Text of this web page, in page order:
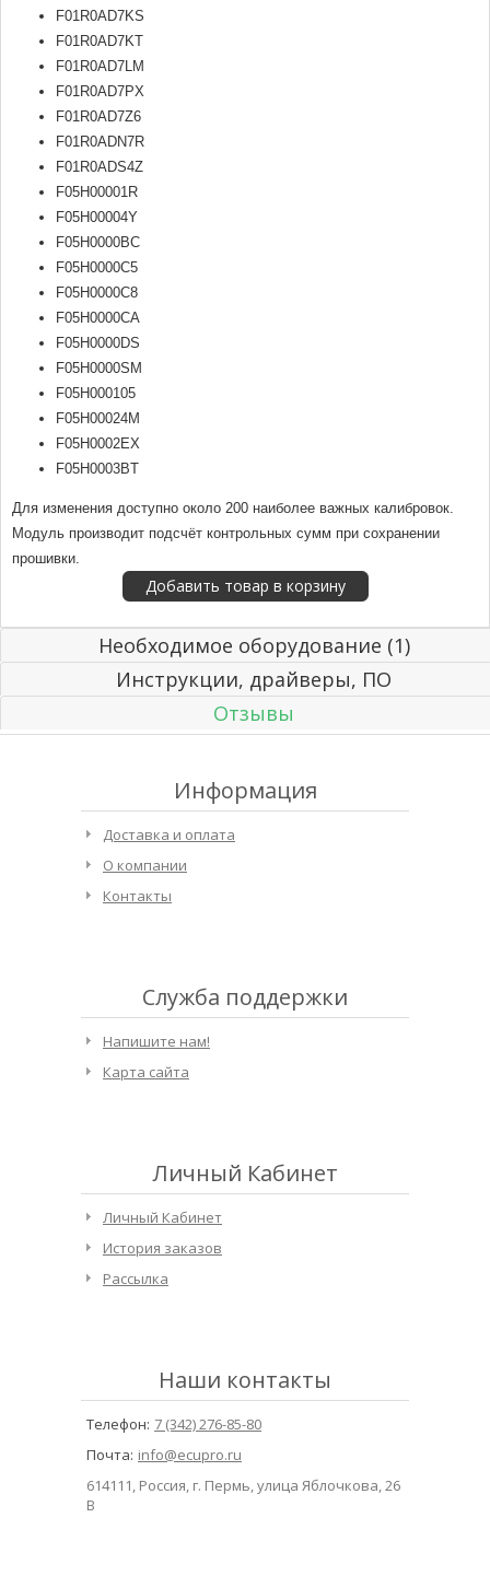
F01R0AD7KS
F01R0AD7KT
F01R0AD7LM
F01R0AD7PX
F01R0AD7Z6
F01R0ADN7R
F01R0ADS4Z
F05H00001R
F05H00004Y
F05H0000BC
F05H0000C5
F05H0000C8
F05H0000CA
F05H0000DS
F05H0000SM
F05H000105
F05H00024M
F05H0002EX
F05H0003BT
Для изменения доступно около 200 наиболее важных калибровок.
Модуль производит подсчёт контрольных сумм при сохранении
прошивки.
Необходимое оборудование (1)
Инструкции, драйверы, ПО
Отзывы
Информация
Доставка и оплата
О компании
Контакты
Служба поддержки
Напишите нам!
Карта сайта
Личный Кабинет
Личный Кабинет
История заказов
Рассылка
Наши контакты
Телефон: 7 (342) 276-85-80
Почта: info@ecupro.ru
614111, Россия, г. Пермь, улица Яблочкова, 26
В